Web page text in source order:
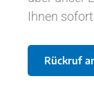
Ihnen
Rückruf